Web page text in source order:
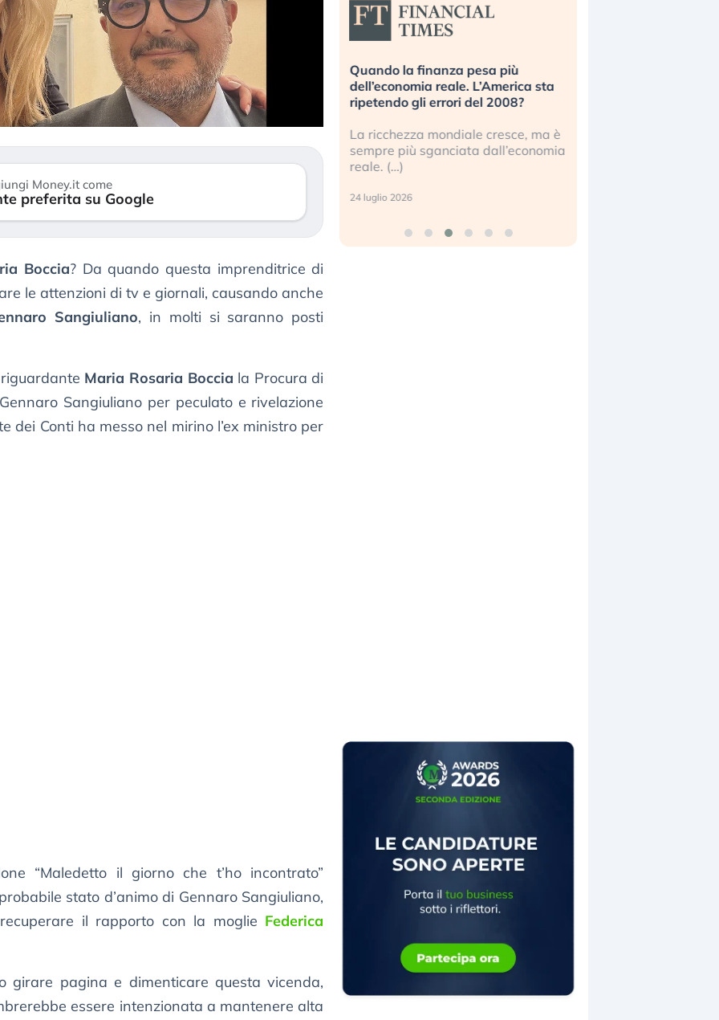
Money.it come
preferita su Google
Boccia? Da quando questa imprenditrice di
le attenzioni di tv e giornali, causando anche
Sangiuliano, in molti si saranno posti
Maria Rosaria Boccia la Procura di
Sangiuliano per peculato e rivelazione
dei Conti ha messo nel mirino l’ex ministro per
“Maledetto il giorno che t’ho incontrato”
stato d’animo di Gennaro Sangiuliano,
il rapporto con la moglie Federica
girare pagina e dimenticare questa vicenda,
essere intenzionata a mantenere alta
alla
il
«La mia vita è rovinata». Investitori
in preda al panico dopo lo scoppio
della bolla AI
Kospi, mentre gli investitori retail (…)
30 luglio 2026
Quando la finanza pesa più
dell’economia reale. L’America sta
ripetendo gli errori del 2008?
La ricchezza mondiale cresce, ma è
sempre più sganciata dall’economia
reale. (…)
24 luglio 2026